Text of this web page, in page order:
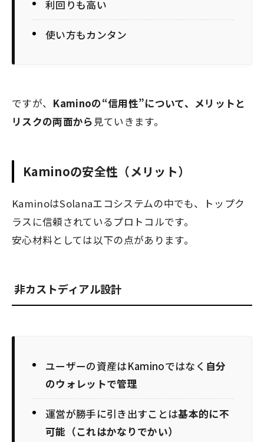
利回りも高い
使い方もカンタン
ですが、 Kaminoの“信用性”について、メリットと
リスクの両面から見ていきます。
Kaminoの安全性（メリット）
KaminoはSolanaエコシステムの中でも、トップク
ラスに信頼されているプロトコルです。
安心材料としては以下の点があります。
非カストディアル設計
ユーザーの資産はKaminoではなく 自分
のウォレットで管理
運営が勝手に引き出すことは基本的に不
可能（これはかなりでかい）